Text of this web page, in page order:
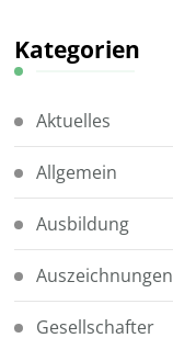
Kategorien
Aktuelles
Allgemein
Ausbildung
Auszeichnungen
Gesellschafter